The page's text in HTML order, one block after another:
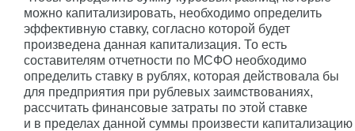
можно капитализировать, необходимо определить
эффективную ставку, согласно которой будет
произведена данная капитализация. То есть
составителям отчетности по МСФО необходимо
определить ставку в рублях, которая действовала бы
для предприятия при рублевых заимствованиях,
рассчитать финансовые затраты по этой ставке
и в пределах данной суммы произвести капитализацию